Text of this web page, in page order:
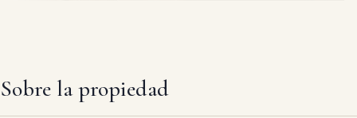
Sobre la propiedad